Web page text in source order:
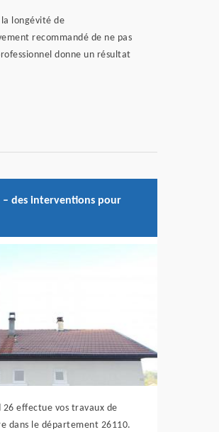
longévité de
recommandé de ne pas
donne un résultat
– des interventions pour
effectue vos travaux de
dans le département 26110.